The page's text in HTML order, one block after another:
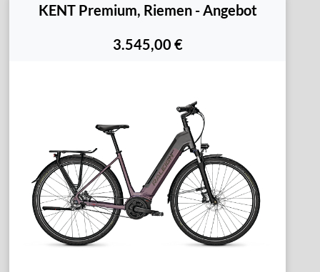
KENT Premium, Riemen - Angebot
3.545,00 €